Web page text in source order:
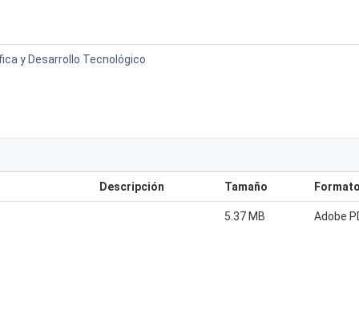
y Desarrollo Tecnológico
Descripción Tamaño
5.37 MB Adobe